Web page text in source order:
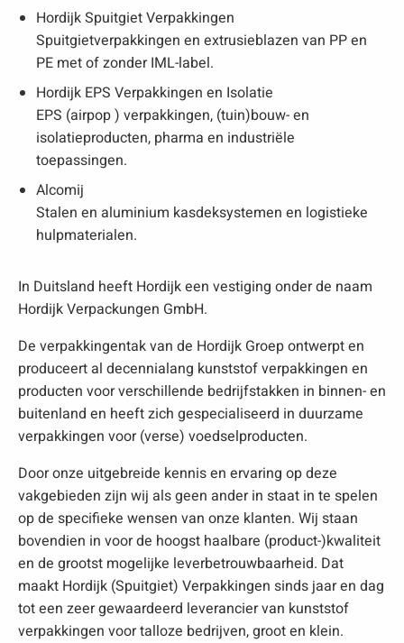
Hordijk Spuitgiet Verpakkingen
Spuitgietverpakkingen en extrusieblazen van PP en
PE met of zonder IML-label.
Hordijk EPS Verpakkingen en Isolatie
EPS (airpop ) verpakkingen, (tuin)bouw- en
isolatieproducten, pharma en industriële
toepassingen.
Alcomij
Stalen en aluminium kasdeksystemen en logistieke
hulpmaterialen.
In Duitsland heeft Hordijk een vestiging onder de naam
Hordijk Verpackungen GmbH.
De verpakkingentak van de Hordijk Groep ontwerpt en
produceert al decennialang kunststof verpakkingen en
producten voor verschillende bedrijfstakken in binnen- en
buitenland en heeft zich gespecialiseerd in duurzame
verpakkingen voor (verse) voedselproducten.
Door onze uitgebreide kennis en ervaring op deze
vakgebieden zijn wij als geen ander in staat in te spelen
op de specifieke wensen van onze klanten. Wij staan
bovendien in voor de hoogst haalbare (product-)kwaliteit
en de grootst mogelijke leverbetrouwbaarheid. Dat
maakt Hordijk (Spuitgiet) Verpakkingen sinds jaar en dag
tot een zeer gewaardeerd leverancier van kunststof
verpakkingen voor talloze bedrijven, groot en klein.